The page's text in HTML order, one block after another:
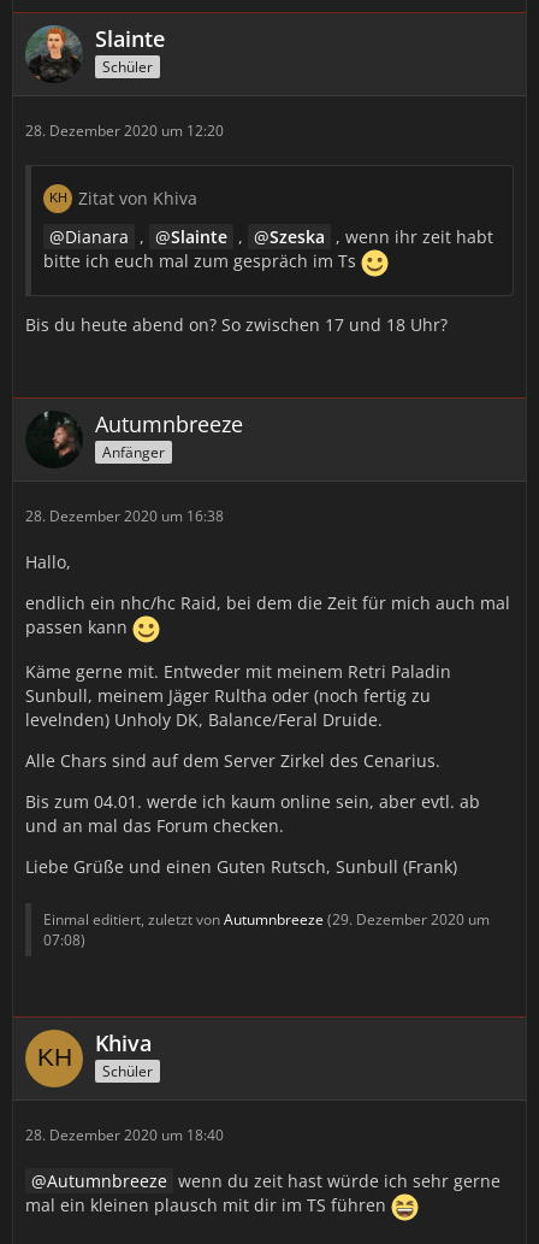
Slainte
Schüler
28. Dezember 2020 um 12:20
Zitat von Khiva
Dianara , Slainte , Szeska , wenn ihr zeit habt
bitte ich euch mal zum gespräch im Ts
Bis du heute abend on? So zwischen 17 und 18 Uhr?
Autumnbreeze
Anfänger
28. Dezember 2020 um 16:38
Hallo,
endlich ein nhc/hc Raid, bei dem die Zeit für mich auch mal
passen kann
Käme gerne mit. Entweder mit meinem Retri Paladin
Sunbull, meinem Jäger Rultha oder (noch fertig zu
levelnden) Unholy DK, Balance/Feral Druide.
Alle Chars sind auf dem Server Zirkel des Cenarius.
Bis zum 04.01. werde ich kaum online sein, aber evtl. ab
und an mal das Forum checken.
Liebe Grüße und einen Guten Rutsch, Sunbull (Frank)
Einmal editiert, zuletzt vonAutumnbreeze (29. Dezember 2020 um
07:08)
Khiva
Schüler
28. Dezember 2020 um 18:40
Autumnbreeze wenn du zeit hast würde ich sehr gerne
mal ein kleinen plausch mit dir im TS führen